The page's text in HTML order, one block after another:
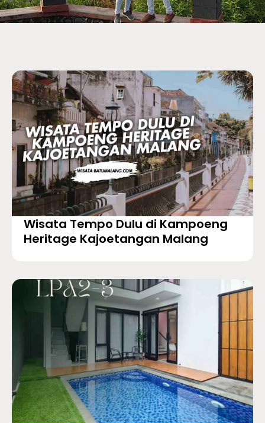
Wisata Tempo Dulu di Kampoeng
Heritage Kajoetangan Malang